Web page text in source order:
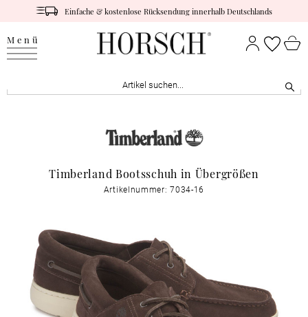
Einfache & kostenlose Rücksendung innerhalb Deutschlands
Menü
Timberland Bootsschuh in Übergrößen
Artikelnummer: 7034-16